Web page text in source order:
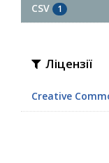
CSV 1
Ліцензії
Creative